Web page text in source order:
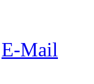
E-Mail